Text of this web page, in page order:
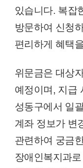
있습니다. 복잡
방문하여 신청
편리하게 혜택
위문금은 대상
예정이며, 지급
성동구에서 일
계좌 정보가 변
관련하여 궁금
장애인복지과